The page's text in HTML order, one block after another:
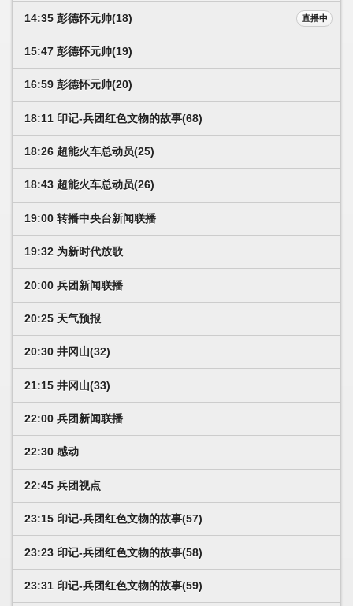
14:35 彭德怀元帅(18) 直播中
15:47 彭德怀元帅(19)
16:59 彭德怀元帅(20)
18:11 印记-兵团红色文物的故事(68)
18:26 超能火车总动员(25)
18:43 超能火车总动员(26)
19:00 转播中央台新闻联播
19:32 为新时代放歌
20:00 兵团新闻联播
20:25 天气预报
20:30 井冈山(32)
21:15 井冈山(33)
22:00 兵团新闻联播
22:30 感动
22:45 兵团视点
23:15 印记-兵团红色文物的故事(57)
23:23 印记-兵团红色文物的故事(58)
23:31 印记-兵团红色文物的故事(59)